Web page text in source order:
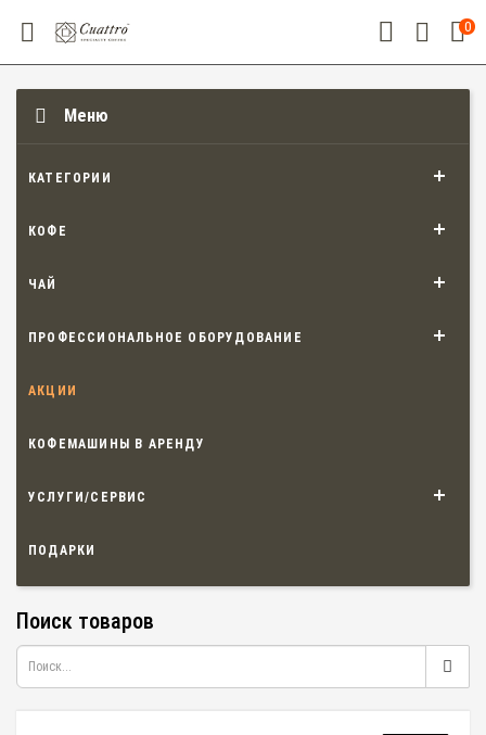
0
Меню
КАТЕГОРИИ
КОФЕ
ЧАЙ
ПРОФЕССИОНАЛЬНОЕ ОБОРУДОВАНИЕ
АКЦИИ
КОФЕМАШИНЫ В АРЕНДУ
УСЛУГИ/СЕРВИС
ПОДАРКИ
Поиск товаров